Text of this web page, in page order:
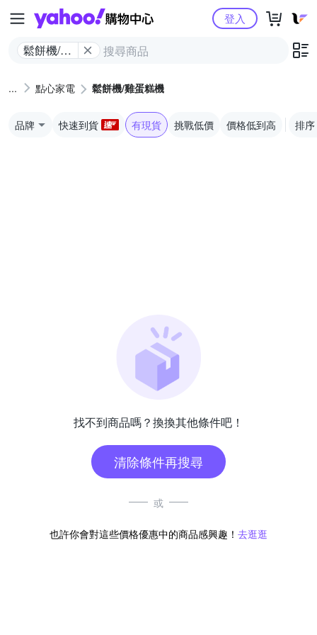
Yahoo購物中心
鬆餅機/雞
登入
點心家電 鬆餅機/雞蛋糕機
品牌 快速到貨 有現貨 挑戰低價 價格低到高 排序
找不到商品嗎？換換其他條件吧！
清除條件再搜尋
或
也許你會對這些價格優惠中的商品感興趣！ 去逛逛